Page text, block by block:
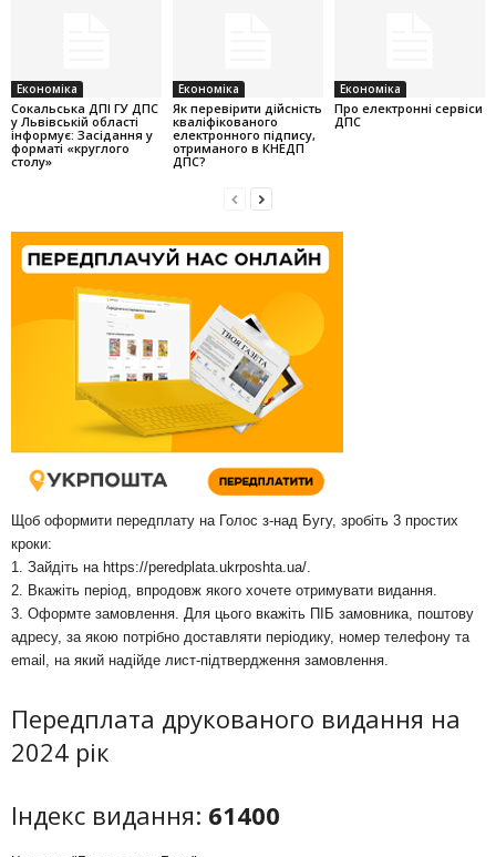
Економіка
Cокальська ДПІ ГУ ДПС
у Львівській області
інформує: Засідання у
форматі «круглого
столу»
Економіка
Як перевірити дійсність
кваліфікованого
електронного підпису,
отриманого в КНЕДП
ДПС?
Економіка
Про електронні сервіси
ДПС
Щоб оформити передплату на Голос з-над Бугу, зробіть 3 простих
кроки:
1. Зайдіть на https://peredplata.ukrposhta.ua/
2. Вкажіть період, впродовж якого хочете отримувати видання.
3. Оформте замовлення. Для цього вкажіть ПІБ замовника, поштову
адресу, за якою потрібно доставляти періодику, номер телефону та
email, на який надійде лист-підтвердження замовлення.
Передплата друкованого видання на
2024 рік
Індекс видання: 61400